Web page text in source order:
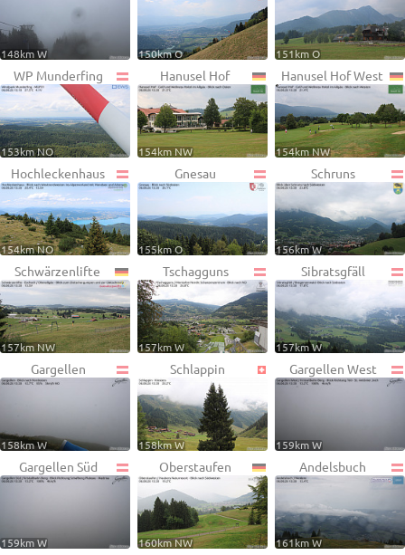
148km W 150km O 151km O
WP Munderfing
153km NO
Hanusel Hof
154km NW
Hanusel Hof West
154km NW
Hochleckenhaus
154km NO
Gnesau
155km O
Schruns
156km W
Schwärzenlifte
157km NW
Tschagguns
157km W
Sibratsgfäll
157km W
Gargellen
158km W
Schlappin
158km W
Gargellen West
159km W
Gargellen Süd
159km W
Oberstaufen
160km NW
Andelsbuch
161km W